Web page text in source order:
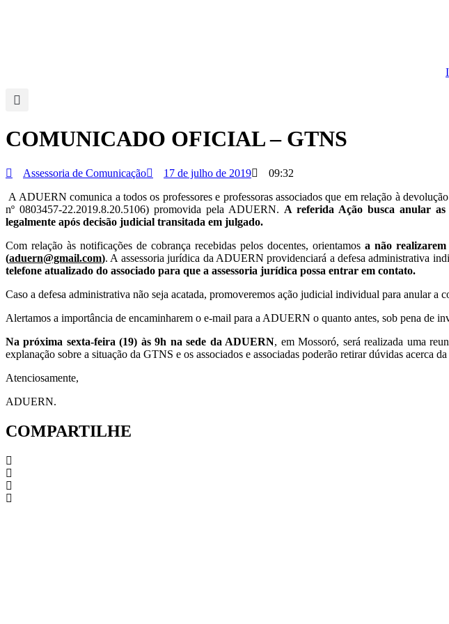
COMUNICADO OFICIAL – GTNS
Assessoria de Comunicação 17 de julho de 2019
09:32
A ADUERN comunica a todos os professores e professoras associados que em relação à
nº 0803457-22.2019.8.20.5106) promovida pela ADUERN. A referida Ação busca anular
legalmente após decisão judicial transitada em julgado.
Com relação às notificações de cobrança recebidas pelos docentes, orientamosa não
(aduern@gmail.com). A assessoria jurídica da ADUERN providenciará a defesa administrativa
telefone atualizado do associado para que a assessoria jurídica possa entrar em contato.
Caso a defesa administrativa não seja acatada, promoveremos ação judicial individual para anular
Alertamos a importância de encaminharem o e-mail para a ADUERN o quanto antes, sob pena de
Na próxima sexta-feira (19) às 9h na sede da ADUERN, em Mossoró, será realizada uma
explanação sobre a situação da GTNS e os associados e associadas poderão retirar dúvidas acerca
Atenciosamente,
ADUERN.
COMPARTILHE